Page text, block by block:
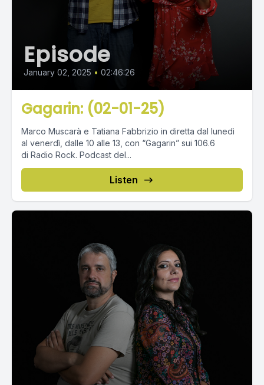
Episode
January 02, 2025 • 02:46:26
Gagarin: (02-01-25)
Marco Muscarà e Tatiana Fabbrizio in diretta dal lunedì
al venerdì, dalle 10 alle 13, con “Gagarin” sui 106.6
di Radio Rock. Podcast del...
Listen